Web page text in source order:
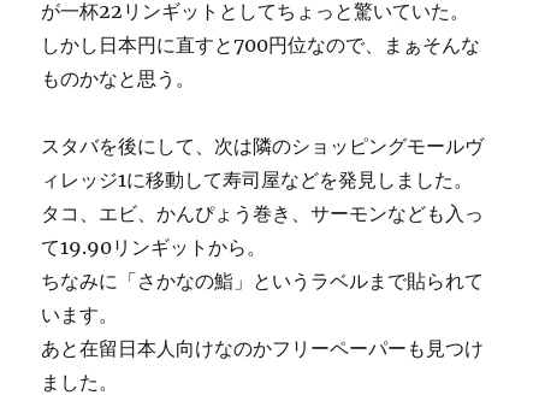
が一杯22リンギットとしてちょっと驚いていた。
しかし日本円に直すと700円位なので、まぁそんな
ものかなと思う。
スタバを後にして、次は隣のショッピングモールヴ
ィレッジ1に移動して寿司屋などを発見しました。
タコ、エビ、かんぴょう巻き、サーモンなども入っ
て19.90リンギットから。
ちなみに「さかなの鮨」というラベルまで貼られて
います。
あと在留日本人向けなのかフリーペーパーも見つけ
ました。